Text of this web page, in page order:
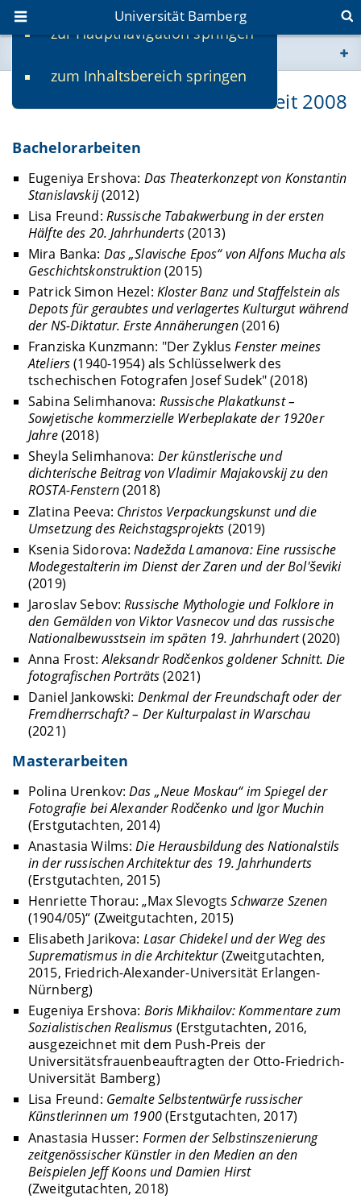
zur Hauptnavigation springen
zum Inhaltsbereich springen
Universität Bamberg
www.uni-bamberg.de
Betreute Abschlussarbeiten seit 2008
Bachelorarbeiten
Eugeniya Ershova: Das Theaterkonzept von Konstantin
Stanislavskij(2012)
Lisa Freund: Russische Tabakwerbung in der ersten
Hälfte des 20. Jahrhunderts(2013)
Mira Banka: Das „Slavische Epos“ von Alfons Mucha als
Geschichtskonstruktion(2015)
Patrick Simon Hezel: Kloster Banz und Staffelstein als
Depots für geraubtes und verlagertes Kulturgut während
der NS-Diktatur. Erste Annäherungen(2016)
Franziska Kunzmann: "Der ZyklusFenster meines
Ateliers(1940-1954) als Schlüsselwerk des
tschechischen Fotografen Josef Sudek" (2018)
Sabina Selimhanova: Russische Plakatkunst –
Sowjetische kommerzielle Werbeplakate der 1920er
Jahre(2018)
Sheyla Selimhanova: Der künstlerische und
dichterische Beitrag von Vladimir Majakovskij zu den
ROSTA-Fenstern(2018)
Zlatina Peeva: Christos Verpackungskunst und die
Umsetzung des Reichstagsprojekts (2019)
Ksenia Sidorova:Nadežda Lamanova: Eine russische
Modegestalterin im Dienst der Zaren und der Bol'ševiki
(2019)
Jaroslav Sebov:Russische Mythologie und Folklore in
den Gemälden von Viktor Vasnecov und das russische
Nationalbewusstsein im späten 19. Jahrhundert(2020)
Anna Frost:Aleksandr Rodčenkos goldener Schnitt. Die
fotografischen Porträts(2021)
Daniel Jankowski: Denkmal der Freundschaft oder der
Fremdherrschaft? – Der Kulturpalast in Warschau
(2021)
Masterarbeiten
Polina Urenkov:Das „Neue Moskau“ im Spiegel der
Fotografie bei Alexander Rodčenko und Igor Muchin
(Erstgutachten, 2014)
Anastasia Wilms:Die Herausbildung des Nationalstils
in der russischen Architektur des 19. Jahrhunderts
(Erstgutachten, 2015)
Henriette Thorau: „Max SlevogtsSchwarze Szenen
(1904/05)“ (Zweitgutachten, 2015)
Elisabeth Jarikova: Lasar Chidekel und der Weg des
Suprematismus in die Architektur(Zweitgutachten,
2015, Friedrich-Alexander-Universität Erlangen-
Nürnberg)
Eugeniya Ershova: Boris Mikhailov: Kommentare zum
Sozialistischen Realismus (Erstgutachten, 2016,
ausgezeichnet mit dem Push-Preis der
Universitätsfrauenbeauftragten der Otto-Friedrich-
Universität Bamberg)
Lisa Freund: Gemalte Selbstentwürfe russischer
Künstlerinnen um 1900(Erstgutachten, 2017)
Anastasia Husser: Formen der Selbstinszenierung
zeitgenössischer Künstler in den Medien an den
Beispielen Jeff Koons und Damien Hirst
(Zweitgutachten, 2018)